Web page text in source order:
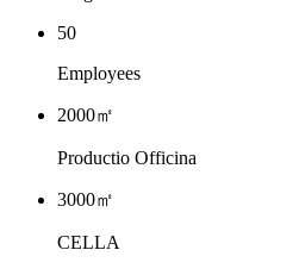
50
Employees
2000㎡
Productio Officina
3000㎡
CELLA